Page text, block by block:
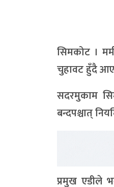
सिमकोट ।
चुहावट हुँदै
सदरमुकाम
बन्दपश्चात्
प्रमुख एडीले